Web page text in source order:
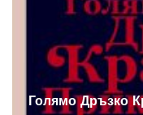
Голямо Дръзко